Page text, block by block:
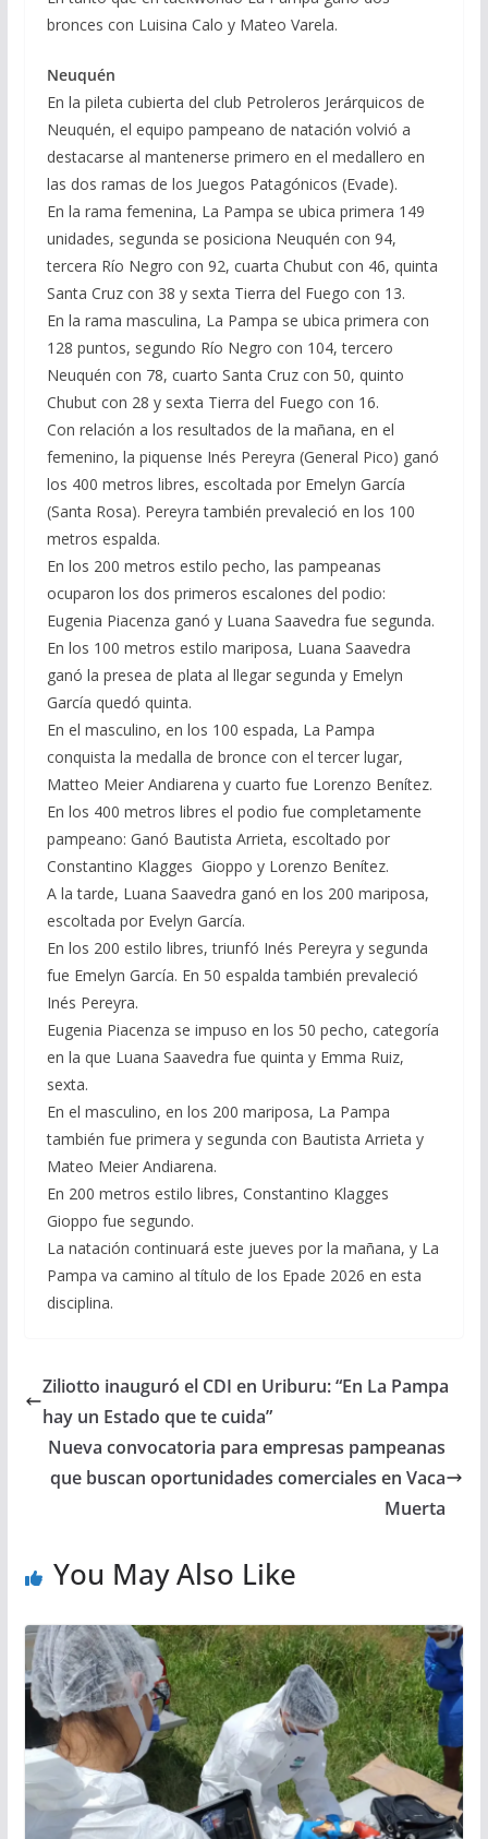
bronces con Luisina Calo y Mateo Varela.
Neuquén
En la pileta cubierta del club Petroleros Jerárquicos de
Neuquén, el equipo pampeano de natación volvió a
destacarse al mantenerse primero en el medallero en
las dos ramas de los Juegos Patagónicos (Evade).
En la rama femenina, La Pampa se ubica primera 149
unidades, segunda se posiciona Neuquén con 94,
tercera Río Negro con 92, cuarta Chubut con 46, quinta
Santa Cruz con 38 y sexta Tierra del Fuego con 13.
En la rama masculina, La Pampa se ubica primera con
128 puntos, segundo Río Negro con 104, tercero
Neuquén con 78, cuarto Santa Cruz con 50, quinto
Chubut con 28 y sexta Tierra del Fuego con 16.
Con relación a los resultados de la mañana, en el
femenino, la piquense Inés Pereyra (General Pico) ganó
los 400 metros libres, escoltada por Emelyn García
(Santa Rosa). Pereyra también prevaleció en los 100
metros espalda.
En los 200 metros estilo pecho, las pampeanas
ocuparon los dos primeros escalones del podio:
Eugenia Piacenza ganó y Luana Saavedra fue segunda.
En los 100 metros estilo mariposa, Luana Saavedra
ganó la presea de plata al llegar segunda y Emelyn
García quedó quinta.
En el masculino, en los 100 espada, La Pampa
conquista la medalla de bronce con el tercer lugar,
Matteo Meier Andiarena y cuarto fue Lorenzo Benítez.
En los 400 metros libres el podio fue completamente
pampeano: Ganó Bautista Arrieta, escoltado por
Constantino Klagges Gioppo y Lorenzo Benítez.
A la tarde, Luana Saavedra ganó en los 200 mariposa,
escoltada por Evelyn García.
En los 200 estilo libres, triunfó Inés Pereyra y segunda
fue Emelyn García. En 50 espalda también prevaleció
Inés Pereyra.
Eugenia Piacenza se impuso en los 50 pecho, categoría
en la que Luana Saavedra fue quinta y Emma Ruiz,
sexta.
En el masculino, en los 200 mariposa, La Pampa
también fue primera y segunda con Bautista Arrieta y
Mateo Meier Andiarena.
En 200 metros estilo libres, Constantino Klagges
Gioppo fue segundo.
La natación continuará este jueves por la mañana, y La
Pampa va camino al título de los Epade 2026 en esta
disciplina.
Ziliotto inauguró el CDI en Uriburu: “En La Pampa
hay un Estado que te cuida”
Nueva convocatoria para empresas pampeanas
que buscan oportunidades comerciales en Vaca
Muerta
You May Also Like